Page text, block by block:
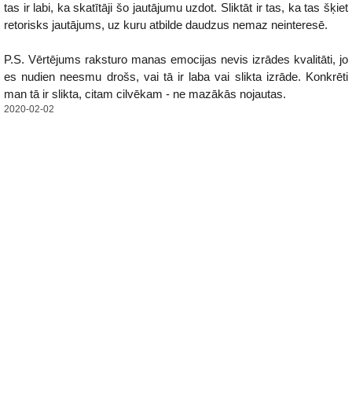
tas ir labi, ka skatītāji šo jautājumu uzdot. Sliktāt ir tas, ka tas šķiet
retorisks jautājums, uz kuru atbilde daudzus nemaz neinteresē.
P.S. Vērtējums raksturo manas emocijas nevis izrādes kvalitāti, jo
es nudien neesmu drošs, vai tā ir laba vai slikta izrāde. Konkrēti
man tā ir slikta, citam cilvēkam - ne mazākās nojautas.
2020-02-02